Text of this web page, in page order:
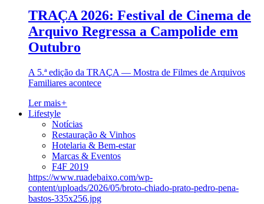
TRAÇA 2026: Festival de Cinema de
Arquivo Regressa a Campolide em
Outubro
A 5.ª edição da TRAÇA — Mostra de Filmes de Arquivos
Familiares acontece
Ler mais+
Lifestyle
Notícias
Restauração & Vinhos
Hotelaria & Bem-estar
Marcas & Eventos
F4F 2019
https://www.ruadebaixo.com/wp-
content/uploads/2026/05/broto-chiado-prato-pedro-pena-
bastos-335x256.jpg